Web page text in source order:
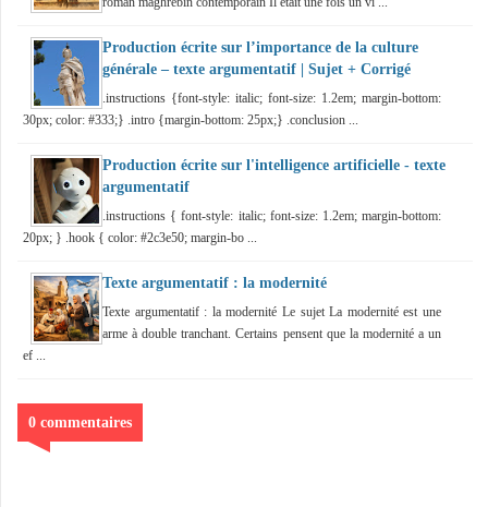
Production écrite sur l’importance de la culture
générale – texte argumentatif | Sujet + Corrigé
.instructions {font-style: italic; font-size: 1.2em; margin-bottom:
30px; color: #333;} .intro {margin-bottom: 25px;} .conclusion ...
Production écrite sur l'intelligence artificielle - texte
argumentatif
.instructions { font-style: italic; font-size: 1.2em; margin-bottom:
20px; } .hook { color: #2c3e50; margin-bo ...
Texte argumentatif : la modernité
Texte argumentatif : la modernité Le sujet La modernité est une
arme à double tranchant. Certains pensent que la modernité a un
ef ...
0 commentaires